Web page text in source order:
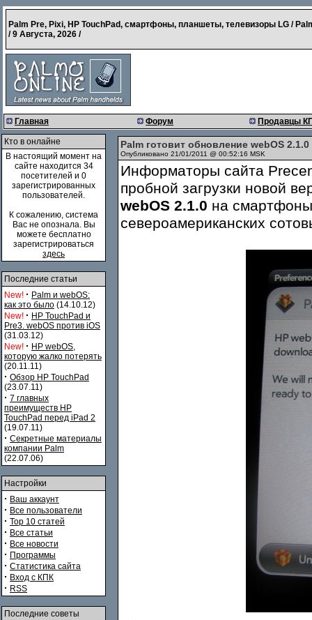
Palm Pre, Pixi, HP TouchPad, смартфоны, планшеты, телевизоры LG /
/9 Августа, 2026 /
Главная Форум Продавцы
Кто в онлайне
В настоящий момент на
сайте находится 34
посетителей и 0
зарегистрированных
пользователей.
К сожалению, система
Вас не опознала. Вы
можете бесплатно
зарегистрироваться
здесь
Последние статьи
New! · Palm и webOS:
как это было (14.10.12)
New! · HP TouchPad и
Pre3. webOS против iOS
(31.03.12)
New! · HP webOS,
которую жалко потерять
(20.11.11)
· Обзор HP TouchPad
(23.07.11)
· 7 главных
преимуществ HP
TouchPad перед iPad 2
(19.07.11)
· Секретные материалы
компании Palm
(22.07.06)
Настройки
· Ваш аккаунт
· Все пользователи
· Top 10 статей
· Все статьи
· Все новости
· Программы
· Статистика сайта
· Вход с КПК
· RSS
Последние советы
Palm готовит обновление webOS
Опубликовано 21/01/2011 @ 00:52:16 MSK
Информаторы сайта
пробной загрузки новой
webOS 2.1.0 на
североамериканских